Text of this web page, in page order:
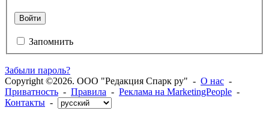
Войти
Запомнить
Забыли пароль?
Copyright ©2026. ООО "Редакция Спарк ру" - О нас -
Приватность - Правила - Реклама на MarketingPeople -
Контакты -